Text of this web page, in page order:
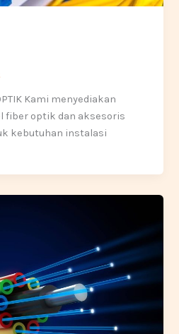
Kami menyediakan
fiber optik dan aksesoris
kebutuhan instalasi